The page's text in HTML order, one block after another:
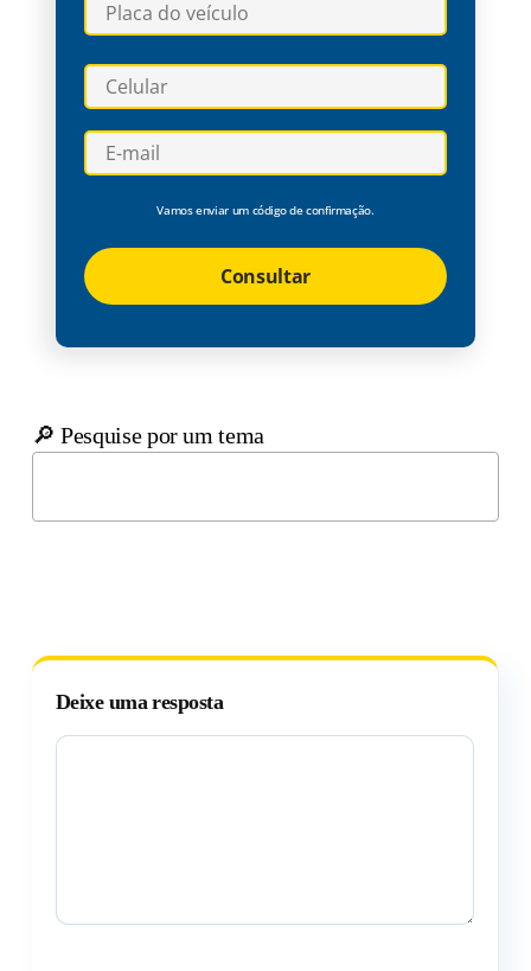
Vamos enviar um código de confirmação.
Consultar
🔎 Pesquise por um tema
Deixe uma resposta